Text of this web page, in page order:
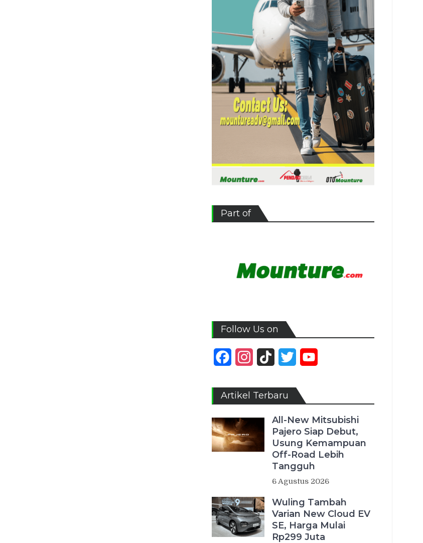
Part of
Follow Us on
FacebookInstagram
TikTok Twitter
Artikel Terbaru
All-New Mitsubishi
Pajero Siap Debut,
Usung Kemampuan
Off-Road Lebih
Tangguh
6 Agustus 2026
Wuling Tambah
Varian New Cloud EV
SE, Harga Mulai
Rp299 Juta